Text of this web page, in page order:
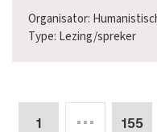
Organisator:
Type: Lezing/spreker
1 155